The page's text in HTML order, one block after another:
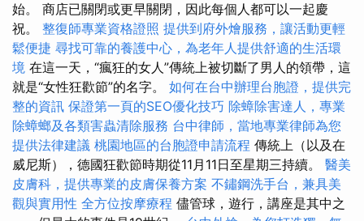
始。 商店已關閉或更早關閉，因此每個人都可以一起慶
祝。 整復師專業資格證照 提供到府外燴服務，讓活動更輕
鬆便捷 尋找可靠的養護中心，為老年人提供舒適的生活環
境 在這一天，“瘋狂的女人”傳統上被切斷了男人的領帶，這
就是“女性狂歡節”的名字。 如何在台中辦理台胞證，提供完
整的資訊 保證第一頁的SEO優化技巧 除蟑除害達人，專業
除蟑螂及各類害蟲清除服務 台中律師，當地專業律師為您
提供法律建議 桃園地區的台胞證申請流程 傳統上（以及在
威尼斯），德國狂歡節時期從11月11日至星期三持續。 醫美
皮膚科，提供專業的皮膚保養方案 不鏽鋼洗手台，兼具美
觀與實用性 全方位按摩療程 儘管球，遊行，講座是其中之